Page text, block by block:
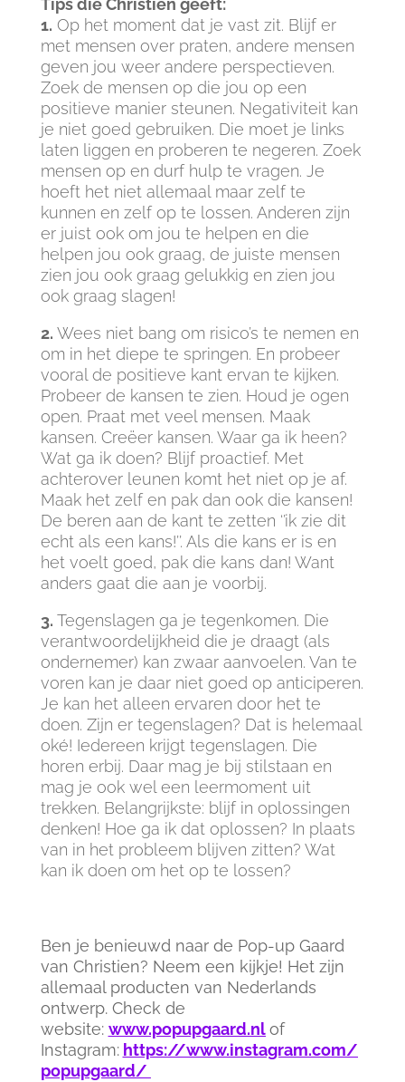
Tips die Christien geeft:
1. Op het moment dat je vast zit. Blijf er
met mensen over praten, andere mensen
geven jou weer andere perspectieven.
Zoek de mensen op die jou op een
positieve manier steunen. Negativiteit kan
je niet goed gebruiken. Die moet je links
laten liggen en proberen te negeren. Zoek
mensen op en durf hulp te vragen. Je
hoeft het niet allemaal maar zelf te
kunnen en zelf op te lossen. Anderen zijn
er juist ook om jou te helpen en die
helpen jou ook graag, de juiste mensen
zien jou ook graag gelukkig en zien jou
ook graag slagen!
2. Wees niet bang om risico’s te nemen en
om in het diepe te springen. En probeer
vooral de positieve kant ervan te kijken.
Probeer de kansen te zien. Houd je ogen
open. Praat met veel mensen. Maak
kansen. Creëer kansen. Waar ga ik heen?
Wat ga ik doen? Blijf proactief. Met
achterover leunen komt het niet op je af.
Maak het zelf en pak dan ook die kansen!
De beren aan de kant te zetten ‘’ik zie dit
echt als een kans!’’. Als die kans er is en
het voelt goed, pak die kans dan! Want
anders gaat die aan je voorbij.
3. Tegenslagen ga je tegenkomen. Die
verantwoordelijkheid die je draagt (als
ondernemer) kan zwaar aanvoelen. Van te
voren kan je daar niet goed op anticiperen.
Je kan het alleen ervaren door het te
doen. Zijn er tegenslagen? Dat is helemaal
oké! Iedereen krijgt tegenslagen. Die
horen erbij. Daar mag je bij stilstaan en
mag je ook wel een leermoment uit
trekken. Belangrijkste: blijf in oplossingen
denken! Hoe ga ik dat oplossen? In plaats
van in het probleem blijven zitten? Wat
kan ik doen om het op te lossen?
Ben je benieuwd naar de Pop-up Gaard
van Christien? Neem een kijkje! Het zijn
allemaal producten van Nederlands
ontwerp. Check de
website: www.popupgaard.nl of
Instagram: https://www.instagram.com/
popupgaard/